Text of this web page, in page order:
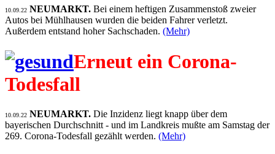
10.09.22 NEUMARKT. Bei einem heftigen Zusammenstoß zweier
Autos bei Mühlhausen wurden die beiden Fahrer verletzt.
Außerdem entstand hoher Sachschaden. (Mehr)
Erneut ein Corona-
Todesfall
10.09.22 NEUMARKT. Die Inzidenz liegt knapp über dem
bayerischen Durchschnitt - und im Landkreis mußte am Samstag der
269. Corona-Todesfall gezählt werden. (Mehr)